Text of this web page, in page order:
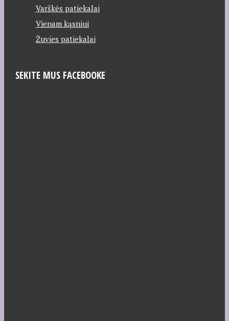
Varškės patiekalai
Vienam kąsniui
Žuvies patiekalai
SEKITE MUS FACEBOOKE